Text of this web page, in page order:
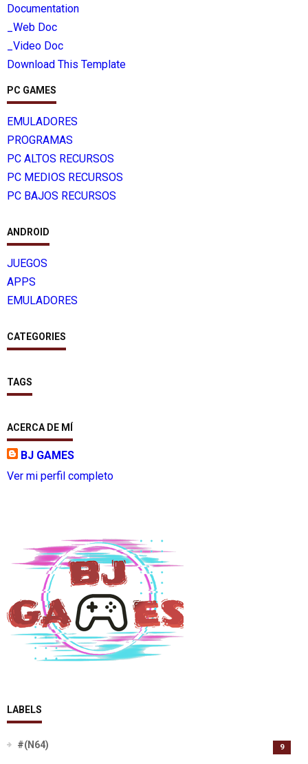
Documentation
_Web Doc
_Video Doc
Download This Template
PC GAMES
EMULADORES
PROGRAMAS
PC ALTOS RECURSOS
PC MEDIOS RECURSOS
PC BAJOS RECURSOS
ANDROID
JUEGOS
APPS
EMULADORES
CATEGORIES
TAGS
ACERCA DE MÍ
BJ GAMES
Ver mi perfil completo
LABELS
#(N64) 9